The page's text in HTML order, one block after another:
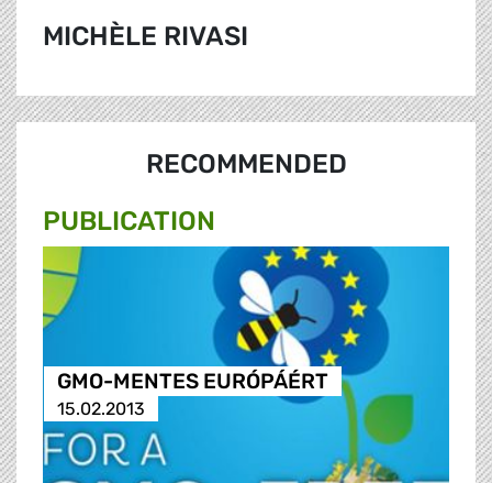
MICHÈLE RIVASI
RECOMMENDED
PUBLICATION
GMO-MENTES EURÓPÁÉRT
15.02.2013